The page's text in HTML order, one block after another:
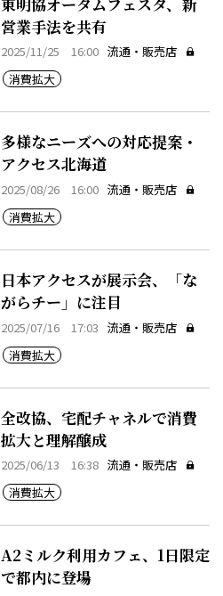
営業手法を共有
2025/11/25 16:00 流通・販売店
消費拡大
多様なニーズへの対応提案・
アクセス北海道
2025/08/26 16:00 流通・販売店
消費拡大
日本アクセスが展示会、「な
がらチー」に注目
2025/07/16 17:03 流通・販売店
消費拡大
全改協、宅配チャネルで消費
拡大と理解醸成
2025/06/13 16:38 流通・販売店
消費拡大
A2ミルク利用カフェ、1日限定
で都内に登場